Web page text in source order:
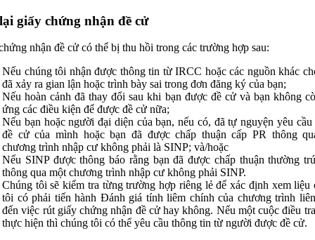
giấy chứng nhận đề cử
nhận đề cử có thể bị thu hồi trong các trường hợp sau:
Nếu chúng tôi nhận được thông tin từ IRCC hoặc các nguồn khác
đã xảy ra gian lận hoặc trình bày sai trong đơn đăng ký của bạn;
Nếu hoàn cảnh đã thay đổi sau khi bạn được đề cử và bạn không
ứng các điều kiện để được đề cử nữa;
Nếu bạn hoặc người đại diện của bạn, nếu có, đã tự nguyện yêu
đề cử của mình hoặc bạn đã được chấp thuận cấp PR thông
chương trình nhập cư không phải là SINP; và/hoặc
Nếu SINP được thông báo rằng bạn đã được chấp thuận thường
thông qua một chương trình nhập cư không phải SINP.
Chúng tôi sẽ kiểm tra từng trường hợp riêng lẻ để xác định xem liệu
tôi có phải tiến hành Đánh giá tính liêm chính của chương trình
đến việc rút giấy chứng nhận đề cử hay không. Nếu một cuộc điều
thực hiện thì chúng tôi có thể yêu cầu thông tin từ người được đề cử.